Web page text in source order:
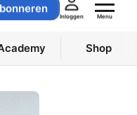
Inloggen Menu
Shop